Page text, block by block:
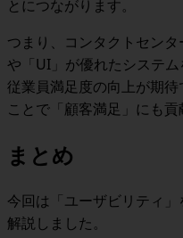
とにつながります。
つまり、コンタクトセンタ
や「UI」が優れたシステ
従業員満足度の向上が期
ことで「顧客満足」にも貢
まとめ
今回は「ユーザビリティ」
解説しました。